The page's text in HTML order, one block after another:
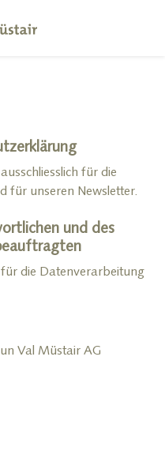
für die
für unseren Newsletter.
und des
die Datenverarbeitung
Val Müstair AG